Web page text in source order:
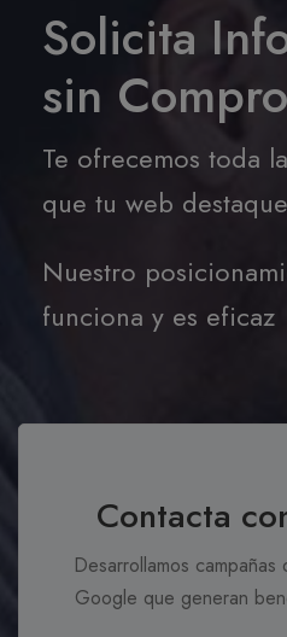
Solicita
sin
Te ofrecemos toda
que tu web
Nuestro
funciona y es eficaz
Contacta
Desarrollamos
Google que generan